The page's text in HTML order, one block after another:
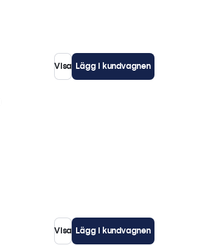
Visa Lägg i kundvagnen
Visa Lägg i kundvagnen